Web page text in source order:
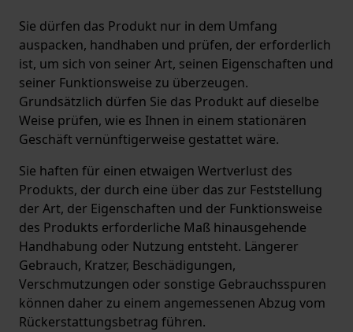
Sie dürfen das Produkt nur in dem Umfang
auspacken, handhaben und prüfen, der erforderlich
ist, um sich von seiner Art, seinen Eigenschaften und
seiner Funktionsweise zu überzeugen.
Grundsätzlich dürfen Sie das Produkt auf dieselbe
Weise prüfen, wie es Ihnen in einem stationären
Geschäft vernünftigerweise gestattet wäre.
Sie haften für einen etwaigen Wertverlust des
Produkts, der durch eine über das zur Feststellung
der Art, der Eigenschaften und der Funktionsweise
des Produkts erforderliche Maß hinausgehende
Handhabung oder Nutzung entsteht. Längerer
Gebrauch, Kratzer, Beschädigungen,
Verschmutzungen oder sonstige Gebrauchsspuren
können daher zu einem angemessenen Abzug vom
Rückerstattungsbetrag führen.